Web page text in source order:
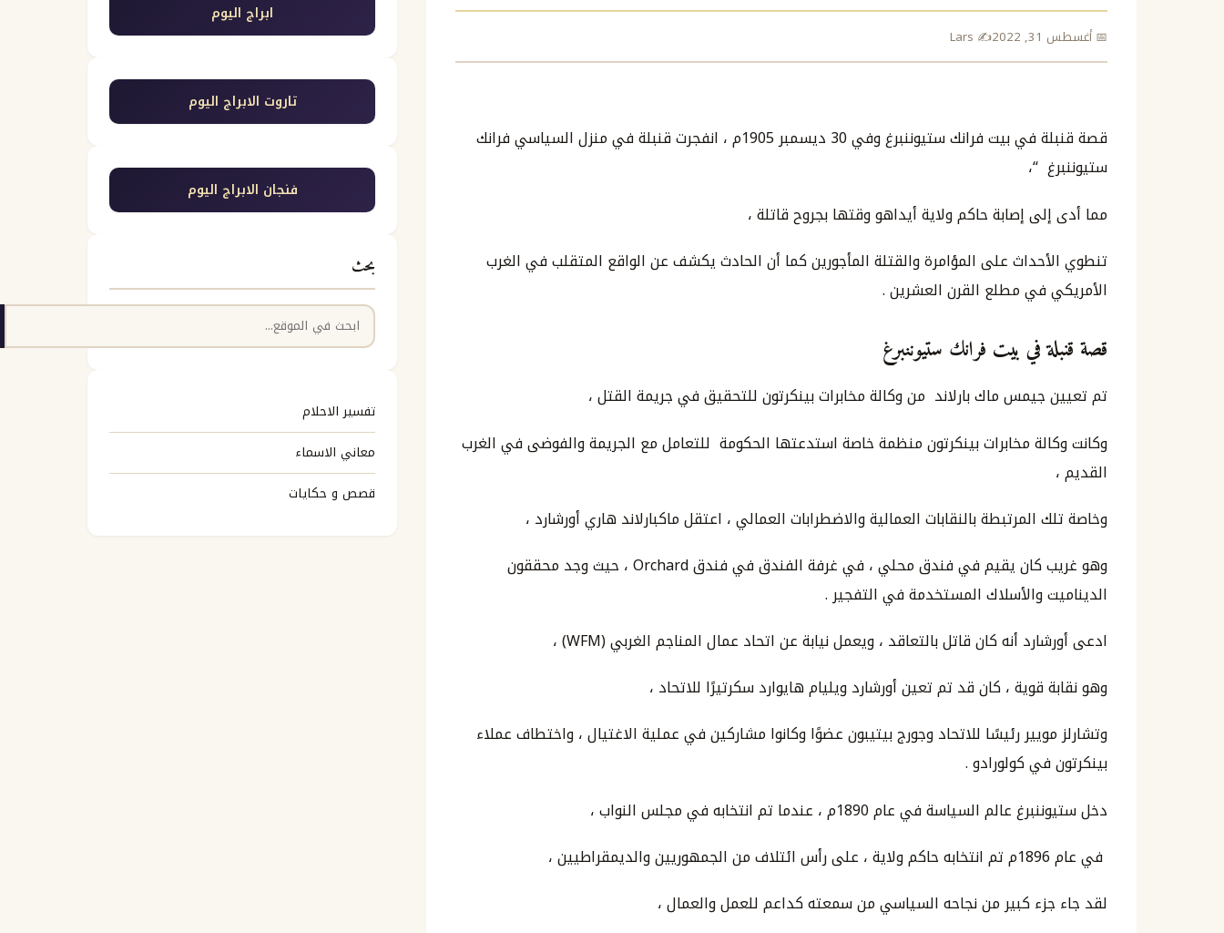
📅 أغسطس 31, 2022 ✍️ Lars
قصة قنبلة في بيت فرانك ستيوننبرغ وفي 30 ديسمبر 1905م ، انفجرت قنبلة في منزل السياسي فرانك
ستيوننبرغ “،
مما أدى إلى إصابة حاكم ولاية أيداهو وقتها بجروح قاتلة ،
تنطوي الأحداث على المؤامرة والقتلة المأجورين كما أن الحادث يكشف عن الواقع المتقلب في الغرب
الأمريكي في مطلع القرن العشرين .
قصة قنبلة في بيت فرانك ستيوننبرغ
تم تعيين جيمس ماك بارلاند من وكالة مخابرات بينكرتون للتحقيق في جريمة القتل ،
وكانت وكالة مخابرات بينكرتون منظمة خاصة استدعتها الحكومة للتعامل مع الجريمة والفوضى في الغرب
القديم ،
وخاصة تلك المرتبطة بالنقابات العمالية والاضطرابات العمالي ، اعتقل ماكبارلاند هاري أورشارد ،
وهو غريب كان يقيم في فندق محلي ، في غرفة الفندق في فندق Orchard ، حيث وجد محققون
الديناميت والأسلاك المستخدمة في التفجير .
ادعى أورشارد أنه كان قاتل بالتعاقد ، ويعمل نيابة عن اتحاد عمال المناجم الغربي (WFM) ،
وهو نقابة قوية ، كان قد تم تعين أورشارد ويليام هايوارد سكرتيرًا للاتحاد ،
وتشارلز مويير رئيسًا للاتحاد وجورج بيتيبون عضوًا وكانوا مشاركين في عملية الاغتيال ، واختطاف عملاء
بينكرتون في كولورادو .
دخل ستيوننبرغ عالم السياسة في عام 1890م ، عندما تم انتخابه في مجلس النواب ،
في عام 1896م تم انتخابه حاكم ولاية ، على رأس ائتلاف من الجمهوريين والديمقراطيين ،
لقد جاء جزء كبير من نجاحه السياسي من سمعته كداعم للعمل والعمال ،
ابراج اليوم
تاروت الابراج اليوم
فنجان الابراج اليوم
بحث
البحث
تفسير الاحلام
معاني الاسماء
قصص و حكايات